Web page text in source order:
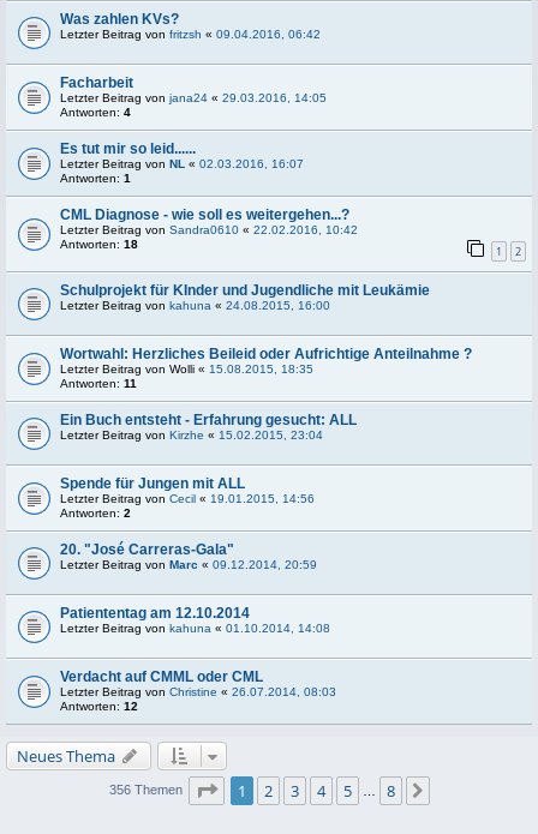
Was zahlen KVs?
Letzter Beitrag von fritzsh « 09.04.2016, 06:42
Facharbeit
Letzter Beitrag von jana24 « 29.03.2016, 14:05
Antworten: 4
Es tut mir so leid......
Letzter Beitrag von NL « 02.03.2016, 16:07
Antworten: 1
CML Diagnose - wie soll es weitergehen...?
Letzter Beitrag von Sandra0610 « 22.02.2016, 10:42
Antworten: 18 1 2
Schulprojekt für KInder und Jugendliche mit Leukämie
Letzter Beitrag von kahuna « 24.08.2015, 16:00
Wortwahl: Herzliches Beileid oder Aufrichtige Anteilnahme ?
Letzter Beitrag von Wolli « 15.08.2015, 18:35
Antworten: 11
Ein Buch entsteht - Erfahrung gesucht: ALL
Letzter Beitrag von Kirzhe « 15.02.2015, 23:04
Spende für Jungen mit ALL
Letzter Beitrag von Cecil « 19.01.2015, 14:56
Antworten: 2
20. "José Carreras-Gala"
Letzter Beitrag von Marc « 09.12.2014, 20:59
Patiententag am 12.10.2014
Letzter Beitrag von kahuna « 01.10.2014, 14:08
Verdacht auf CMML oder CML
Letzter Beitrag von Christine « 26.07.2014, 08:03
Antworten: 12
Neues Thema
356 Themen Seite von
1 2 3 4 5 8